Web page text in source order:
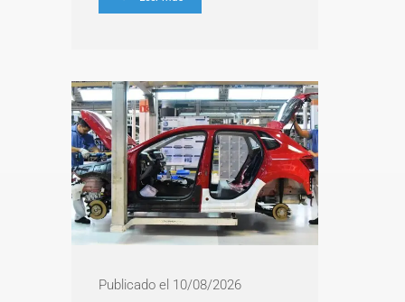
Publicado el 10/08/2026